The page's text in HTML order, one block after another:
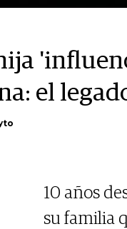
el
10 años
su familia